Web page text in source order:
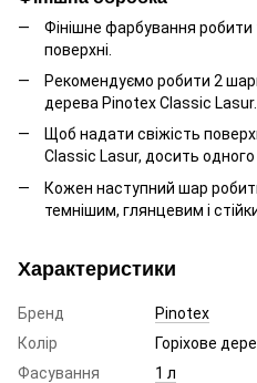
Фінішне фарбування робити
поверхні.
Рекомендуємо робити 2
дерева Pinotex Classic Lasur.
Щоб надати свіжість
Classic Lasur, досить
Кожен наступний шар
темнішим, глянцевим і
Характеристики
Бренд
Pinotex
Колір
Горіхове
Фасування
1 л